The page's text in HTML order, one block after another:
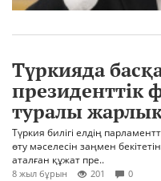
Түркияда
президенттік
туралы
Түркия билігі елдің
өту мәселесін заңмен
аталған құжат пре..
8 жыл бұрын 201 0